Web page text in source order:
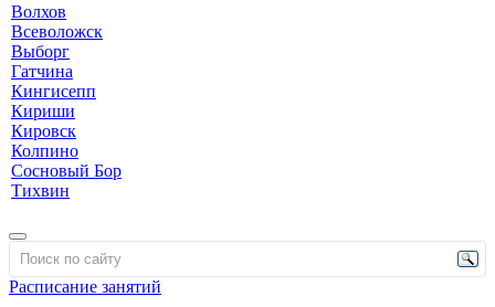
Волхов
Всеволожск
Выборг
Гатчина
Кингисепп
Кириши
Кировск
Колпино
Сосновый Бор
Тихвин
Расписание занятий